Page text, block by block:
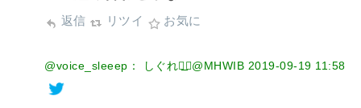
返信 リツイ お気に
@voice_sleeep： しぐれ◢͟￨@MHWIB 2019-09-19 11:58